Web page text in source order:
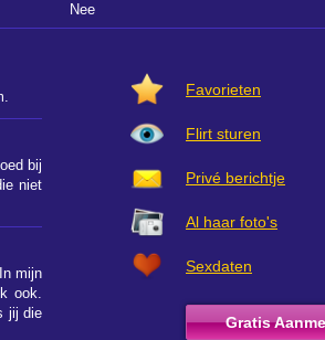
Nee
bij
niet
mijn
ook.
jij die
Favorieten
Flirt sturen
Privé berichtje
Al haar foto's
Sexdaten
Gratis